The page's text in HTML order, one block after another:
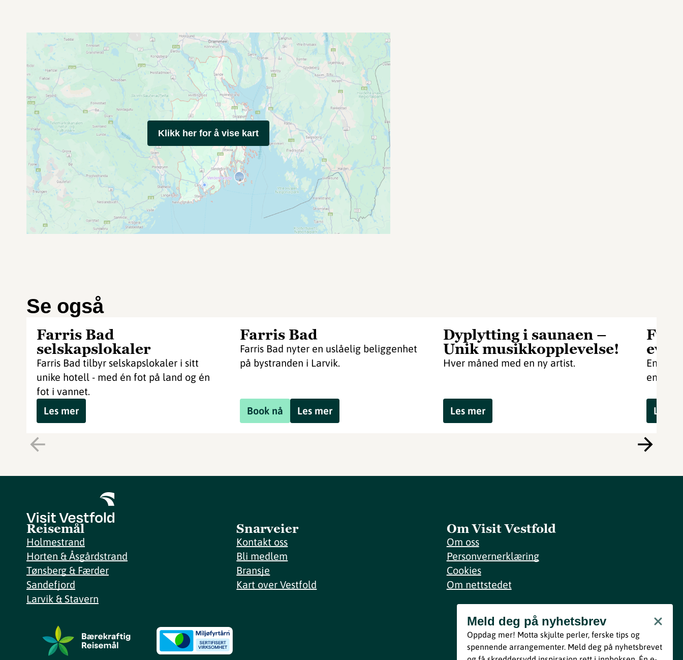
Klikk her for å vise kart
Se også
Farris Bad
selskapslokaler
Farris Bad tilbyr selskapslokaler i sitt
unike hotell - med én fot på land og én
fot i vannet.
Les mer
Farris Bad
Farris Bad nyter en uslåelig beliggenhet
på bystranden i Larvik.
Book nå Les mer
Dyplytting i saunaen –
Unik musikkopplevelse!
Hver måned med en ny artist.
Les mer
En
energi!
Les
Reisemål
Holmestrand
Horten & Åsgårdstrand
Tønsberg & Færder
Sandefjord
Larvik & Stavern
Snarveier
Kontakt oss
Bli medlem
Bransje
Kart over Vestfold
Om Visit Vestfold
Om oss
Personvernerklæring
Cookies
Om nettstedet
Meld deg på nyhetsbrev
Bli med
Meld deg på nyhetsbrev
Oppdag mer! Motta skjulte perler, ferske tips og
spennende arrangementer. Meld deg på nyhetsbrevet